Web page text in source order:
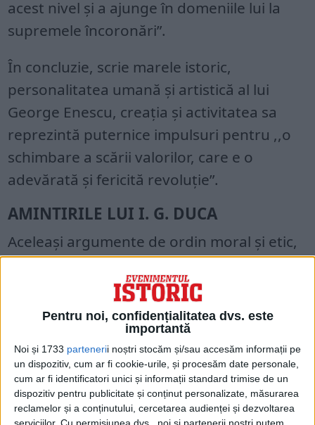
Pentru noi, confidențialitatea dvs. este
importantă
Noi și 1733 partenerii noștri stocăm și/sau accesăm informații pe
un dispozitiv, cum ar fi cookie-urile, și procesăm date personale,
cum ar fi identificatori unici și informații standard trimise de un
dispozitiv pentru publicitate și conținut personalizate, măsurarea
reclamelor și a conținutului, cercetarea audienței și dezvoltarea
acest nivel și a ajunge în domeniile lui la
supremele încoronări”.
În concluzie, scrie marele istoric,
personalitatea umană și artistică al lui
George Enescu, creația și activitatea sa
reprezintă puternice impulsuri pentru ,,o
schimbare a scării valorilor, care e o
adevărată și fericită revoluție”.
AMINTIRILE LUI I. G. DUCA
Aceleași argumente de ordin moral și etic,
relevând un patriotism al faptelor, iar nu al
vorbelor, aducea în anul 1918, la sfârşitul
Primului Război Mondial, omul politic I.G.
Duca, care îi propusese încă de pe atunci
Regelui Ferdinand să-i confere lui George
Enescu Ordinul Cordonul Coroanei.